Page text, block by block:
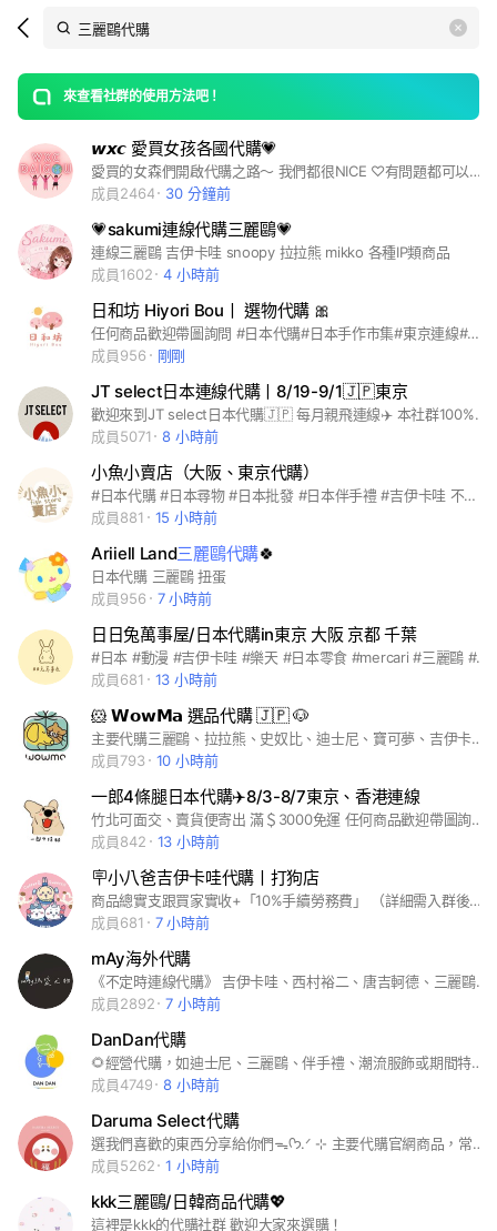
Search
OpenChats
messages
search
area
來查看社群的使用方法吧！
open
𝙬𝙭𝙘 愛買女孩各國代購💗
愛買的女森們開啟代購之路～ 我們都很NICE ♡有問題都可以詢問 會盡力幫大家買到想要的東西❤️ K-POP週邊、美妝保養、選物、三麗鷗、日韓雜貨、流行服飾、各國連線代購
成員2464
30 分鐘前
💗sakumi連線代購三麗鷗💗
連線三麗鷗 吉伊卡哇 snoopy 拉拉熊 mikko 各種IP類商品
成員1602
4 小時前
日和坊 Hiyori Bou丨 選物代購 🎀
任何商品歡迎帶圖詢問 #日本代購#日本手作市集#東京連線#母嬰#童裝#日本#雜貨#精美飾品#三麗鷗#吉伊卡哇#一番賞#扭蛋#包包#泡泡瑪特#零食#伴手禮#彩妝#服飾
成員956
剛剛
JT select日本連線代購丨8/19-9/1🇯🇵東京
歡迎來到JT select日本代購🇯🇵 每月親飛連線✈️ 本社群100%正品保證✨ #日本代購#日潮服飾#日本限定商品#精品#一番賞#吉伊卡哇#三麗鷗#迪士尼#寶可夢#扭蛋#日本伴手禮
成員5071
8 小時前
小魚小賣店（大阪、東京代購）
#日本代購 #日本尋物 #日本批發 #日本伴手禮 #吉伊卡哇 不定時連線東京和大阪商品唷～ 有任何問題都歡迎詢問唷！ 喜歡環球影城、迪士尼、三麗鷗、吉伊卡哇的朋友們不要錯過了唷！ 每週也還會連線各種動漫IP: 排球少年、怪獸8號、我的英雄學院、火影忍者、海賊王、膽大黨、防風少年、鬼滅之刃、家庭教師、藥師少女、藍色監獄等等～～ 還有各式各樣的日本伴手禮、零食雜貨代購唷！
成員881
15 小時前
Ariiell Land三麗鷗代購🍀
日本代購 三麗鷗 扭蛋
成員956
7 小時前
日日兔萬事屋/日本代購in東京 大阪 京都 千葉
#日本 #動漫 #吉伊卡哇 #樂天 #日本零食 #mercari #三麗鷗 #日貨 #代購
成員681
13 小時前
🐹 𝗪𝗼𝘄𝗠𝗮 選品代購 🇯🇵 🐶
主要代購三麗鷗、拉拉熊、史奴比、迪士尼、寶可夢、吉伊卡哇、自嘲熊、小白虎與黑虎蝦！也會有其他熱門IP、可愛小物★ 喜歡線上逛街的人快請進 ♥
成員793
10 小時前
一郎4條腿日本代購✈️8/3-8/7東京、香港連線
竹北可面交、賣貨便寄出 滿＄3000免運 任何商品歡迎帶圖詢問✨ 8/3-8/7東京&香港連線 密碼0307 #日本代購#韓國代購#代購#日本連線#各國代購#吉伊卡哇#寶可夢#史努比#三麗鷗
成員842
13 小時前
🪧小八爸吉伊卡哇代購丨打狗店
商品總實支跟買家實收+「10%手續勞務費」 （詳細需入群後看重要記事本說明❗️） 嫌貴不要加，去找別群謝謝🙏 #chiikawa #吉伊卡哇代購 #吉伊卡哇 #小八貓 #烏薩奇 #兔哥 #日本網站代購 #吉伊卡哇一番賞 #自嘲熊 #小白虎與黑虎蝦 #三麗鷗
成員681
7 小時前
mAy海外代購
《不定時連線代購》 吉伊卡哇、西村裕二、唐吉軻德、三麗鷗、美妝…等
成員2892
7 小時前
DanDan代購
🌻經營代購，如迪士尼、三麗鷗、伴手禮、潮流服飾或期間特展限定商品等，開放許願 🌻國內外快閃連線 🌻只販售正版商品，所有商品皆為國內外正規店或網站購入 🌻單筆訂單金額滿1800元享有賣貨便下單免運！若購買商品過多、包裹體積過大可提供宅配 🌻入群後一定要先詳細閱讀重要貼文！ 🍀「DanDan客服」https://lin.ee/BEg9dv5
成員4749
8 小時前
Daruma Select代購
選我們喜歡的東西分享給你們ᯓᡣ𐭩.ᐟ ⊹ 主要代購官網商品，常有日本現地代購，也有不定時韓國代購✨ 有其他想買的商品也歡迎跟我們許願❤️ 購買前請先詳閱購物須知.ᐟ 🌟絕對都是正版商品🌟 #日本療癒雜貨 #迪士尼 #三麗鷗 #卡通 #文具小物 #扭蛋一番賞 #小眾飾品 #日系輕珠寶 #偶像周邊 #日本代購 #日本連線 #韓國連線 #韓國代購
成員5262
1 小時前
kkk三麗鷗/日韓商品代購💖
這裡是kkk的代購社群 歡迎大家來選購！